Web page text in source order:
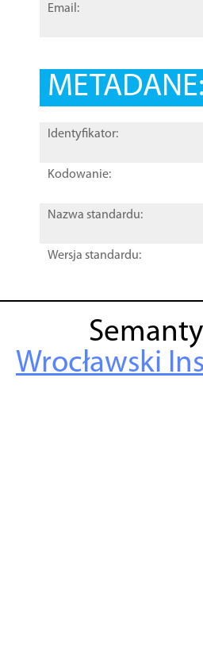
Email:
METADANE:
Identyfikator:
Kodowanie:
Nazwa standardu:
Wersja standardu:
Wrocławski